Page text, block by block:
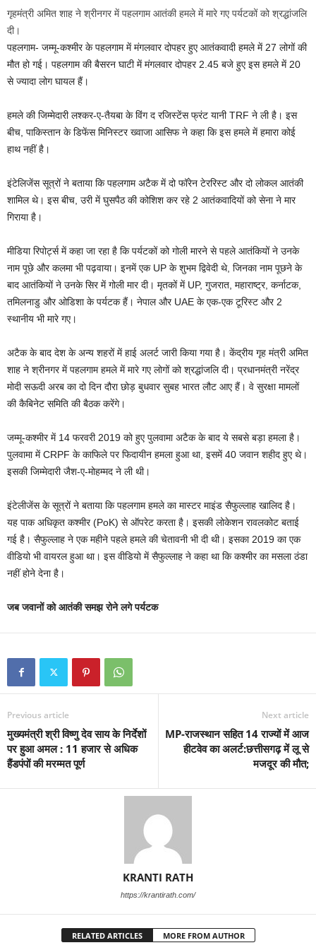
गृहमंत्री अमित शाह ने श्रीनगर में पहलगाम आतंकी हमले में मारे गए पर्यटकों को श्रद्धांजलि
दी।
पहलगाम- जम्मू-कश्मीर के पहलगाम में मंगलवार दोपहर हुए आतंकवादी हमले में 27 लोगों की
मौत हो गई। पहलगाम की बैसरन घाटी में मंगलवार दोपहर 2.45 बजे हुए इस हमले में 20
से ज्यादा लोग घायल हैं।
हमले की जिम्मेदारी लश्कर-ए-तैयबा के विंग द रजिस्टेंस फ्रंट यानी TRF ने ली है। इस
बीच, पाकिस्तान के डिफेंस मिनिस्टर ख्वाजा आसिफ ने कहा कि इस हमले में हमारा कोई
हाथ नहीं है।
इंटेलिजेंस सूत्रों ने बताया कि पहलगाम अटैक में दो फॉरेन टेररिस्ट और दो लोकल आतंकी
शामिल थे। इस बीच, उरी में घुसपैठ की कोशिश कर रहे 2 आतंकवादियों को सेना ने मार
गिराया है।
मीडिया रिपोर्ट्स में कहा जा रहा है कि पर्यटकों को गोली मारने से पहले आतंकियों ने उनके
नाम पूछे और कलमा भी पढ़वाया। इनमें एक UP के शुभम द्विवेदी थे, जिनका नाम पूछने के
बाद आतंकियों ने उनके सिर में गोली मार दी। मृतकों में UP, गुजरात, महाराष्ट्र, कर्नाटक,
तमिलनाडु और ओडिशा के पर्यटक हैं। नेपाल और UAE के एक-एक टूरिस्ट और 2
स्थानीय भी मारे गए।
अटैक के बाद देश के अन्य शहरों में हाई अलर्ट जारी किया गया है। केंद्रीय गृह मंत्री अमित
शाह ने श्रीनगर में पहलगाम हमले में मारे गए लोगों को श्रद्धांजलि दी। प्रधानमंत्री नरेंद्र
मोदी सऊदी अरब का दो दिन दौरा छोड़ बुधवार सुबह भारत लौट आए हैं। वे सुरक्षा मामलों
की कैबिनेट समिति की बैठक करेंगे।
जम्मू-कश्मीर में 14 फरवरी 2019 को हुए पुलवामा अटैक के बाद ये सबसे बड़ा हमला है।
पुलवामा में CRPF के काफिले पर फिदायीन हमला हुआ था, इसमें 40 जवान शहीद हुए थे।
इसकी जिम्मेदारी जैश-ए-मोहम्मद ने ली थी।
इंटेलीजेंस के सूत्रों ने बताया कि पहलगाम हमले का मास्टर माइंड सैफुल्लाह खालिद है।
यह पाक अधिकृत कश्मीर (PoK) से ऑपरेट करता है। इसकी लोकेशन रावलकोट बताई
गई है। सैफुल्लाह ने एक महीने पहले हमले की चेतावनी भी दी थी। इसका 2019 का एक
वीडियो भी वायरल हुआ था। इस वीडियो में सैफुल्लाह ने कहा था कि कश्मीर का मसला ठंडा
नहीं होने देना है।
जब जवानों को आतंकी समझ रोने लगे पर्यटक
Previous article
मुख्यमंत्री श्री विष्णु देव साय के निर्देशों
पर हुआ अमल : 11 हजार से अधिक
हैंडपंपों की मरम्मत पूर्ण
Next article
MP-राजस्थान सहित 14 राज्यों में आज
हीटवेव का अलर्ट:छत्तीसगढ़ में लू से
मजदूर की मौत;
KRANTI RATH
https://krantirath.com/
RELATED ARTICLES MORE FROM AUTHOR